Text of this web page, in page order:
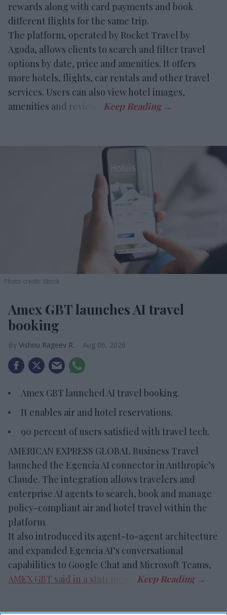
rewards along with card payments and book
different flights for the same trip.
The platform, operated by Rocket Travel by
Agoda, allows clients to search and filter travel
options by date, price and amenities. It offers
more hotels, flights, car rentals and other travel
services. Users can also view hotel images,
amenities and reviews.
Photo credit: iStock
Amex GBT launches AI travel
booking
Vishnu Rageev R. Aug 06, 2026
Amex GBT launched AI travel booking.
It enables air and hotel reservations.
90 percent of users satisfied with travel tech.
AMERICAN EXPRESS GLOBAL Business Travel
launched the Egencia AI connector in Anthropic’s
Claude. The integration allows travelers and
enterprise AI agents to search, book and manage
policy-compliant air and hotel travel within the
platform.
It also introduced its agent-to-agent architecture
and expanded Egencia AI’s conversational
capabilities to Google Chat and Microsoft Teams,
AMEX GBT said in a statement